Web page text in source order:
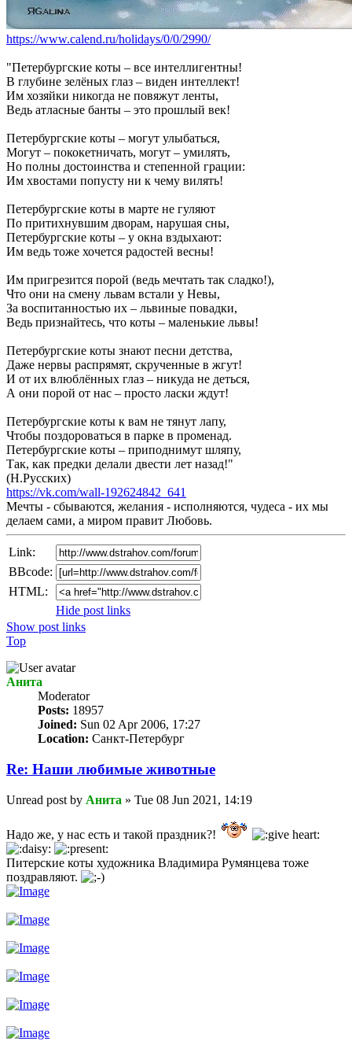
https://www.calend.ru/holidays/0/0/2990/
"Петербургские коты – все интеллигентны!
В глубине зелёных глаз – виден интеллект!
Им хозяйки никогда не повяжут ленты,
Ведь атласные банты – это прошлый век!
Петербургские коты – могут улыбаться,
Могут – пококетничать, могут – умилять,
Но полны достоинства и степенной грации:
Им хвостами попусту ни к чему вилять!
Петербургские коты в марте не гуляют
По притихнувшим дворам, нарушая сны,
Петербургские коты – у окна вздыхают:
Им ведь тоже хочется радостей весны!
Им пригрезится порой (ведь мечтать так сладко!),
Что они на смену львам встали у Невы,
За воспитанностью их – львиные повадки,
Ведь признайтесь, что коты – маленькие львы!
Петербургские коты знают песни детства,
Даже нервы распрямят, скрученные в жгут!
И от их влюблённых глаз – никуда не деться,
А они порой от нас – просто ласки ждут!
Петербургские коты к вам не тянут лапу,
Чтобы поздороваться в парке в променад.
Петербургские коты – приподнимут шляпу,
Так, как предки делали двести лет назад!"
(Н.Русских)
https://vk.com/wall-192624842_641
Мечты - сбываются, желания - исполняются, чудеса - их мы
делаем сами, а миром правит Любовь.
Link:
BBcode:
HTML:
Hide post links
Show post links
Top
Анита
Мoderator
Posts: 18957
Joined: Sun 02 Apr 2006, 17:27
Location: Санкт-Петербург
Re: Наши любимые животные
Unread post by Анита » Tue 08 Jun 2021, 14:19
Надо же, у нас есть и такой праздник?!
Питерские коты художника Владимира Румянцева тоже
поздравляют.